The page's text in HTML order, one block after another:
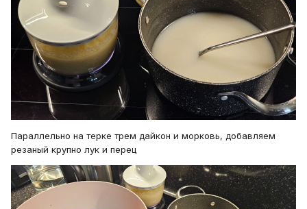
Параллельно на терке трем дайкон и морковь, добавляем
резаный крупно лук и перец